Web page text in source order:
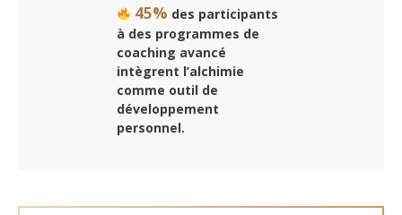
45% des participants
à des programmes de
coaching avancé
intègrent l’alchimie
comme outil de
développement
personnel.